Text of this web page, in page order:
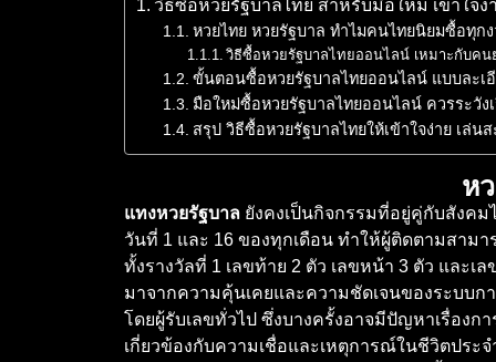
วิธีซื้อหวยรัฐบาลไทย สำหรับมือใหม่ เข้าใจ
หวยไทย หวยรัฐบาล ทำไมคนไทยนิยมซื้อทุก
วิธีซื้อหวยรัฐบาลไทยออนไลน์ เหมาะกับคน
ขั้นตอนซื้อหวยรัฐบาลไทยออนไลน์ แบบละเ
มือใหม่ซื้อหวยรัฐบาลไทยออนไลน์ ควรระวัง
สรุป วิธีซื้อหวยรัฐบาลไทยให้เข้าใจง่าย เล่น
ห
แทงหวยรัฐบาล ยังคงเป็นกิจกรรมที่อยู่คู่กับสังค
วันที่ 1 และ 16 ของทุกเดือน ทำให้ผู้ติดตามสาม
ทั้งรางวัลที่ 1 เลขท้าย 2 ตัว เลขหน้า 3 ตัว และ
มาจากความคุ้นเคยและความชัดเจนของระบบก
โดยผู้รับเลขทั่วไป ซึ่งบางครั้งอาจมีปัญหาเรื่อง
เกี่ยวข้องกับความเชื่อและเหตุการณ์ในชีวิตประ